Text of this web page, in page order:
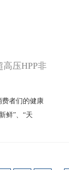
压HPP非
费者们的健康
鲜”、“天